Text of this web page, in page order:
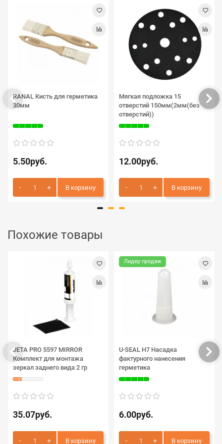
RANAL Кисть для герметика
30мм
5.50руб.
В корзину
Мягкая подложка 15
отверстий 150мм(2мм(без
отверстий))
12.00руб.
В корзину
Похожие товары
JETA PRO 5597 MIRROR
Комплект для монтажа
зеркал заднего вида 2 гр
35.07руб.
В корзину
Лидер продаж
U-SEAL H7 Насадка
фактурного нанесения
герметика
6.00руб.
В корзину